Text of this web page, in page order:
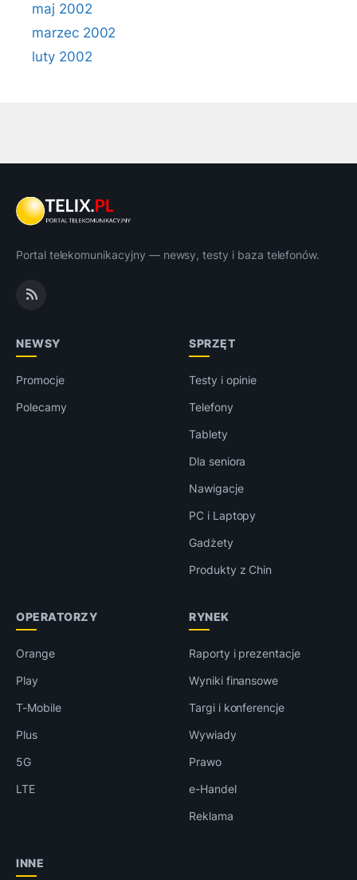
maj 2002
marzec 2002
luty 2002
Portal telekomunikacyjny — newsy, testy i baza telefonów.
NEWSY
Promocje
Polecamy
SPRZĘT
Testy i opinie
Telefony
Tablety
Dla seniora
Nawigacje
PC i Laptopy
Gadżety
Produkty z Chin
OPERATORZY
Orange
Play
T-Mobile
Plus
5G
LTE
RYNEK
Raporty i prezentacje
Wyniki finansowe
Targi i konferencje
Wywiady
Prawo
e-Handel
Reklama
INNE